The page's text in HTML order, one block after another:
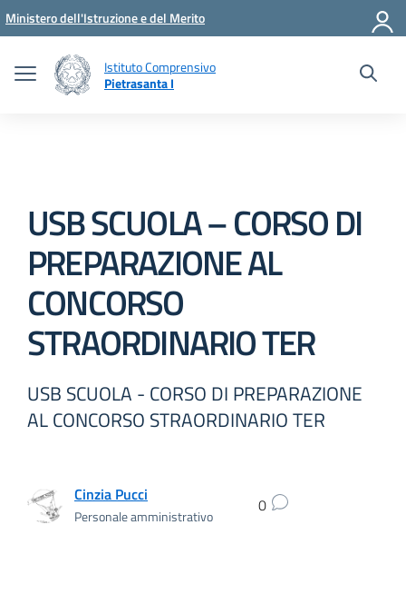
Vai ai contenuti
Vai al menu di navigazione
Vai al footer
Ministero dell'Istruzione e del Merito
Istituto Comprensivo
Pietrasanta I
USB SCUOLA – CORSO DI
PREPARAZIONE AL
CONCORSO
STRAORDINARIO TER
USB SCUOLA - CORSO DI PREPARAZIONE
AL CONCORSO STRAORDINARIO TER
Cinzia Pucci
Personale amministrativo 0